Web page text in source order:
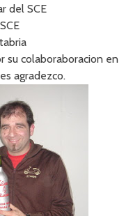
del SCE
su colaboraboracion en
agradezco.